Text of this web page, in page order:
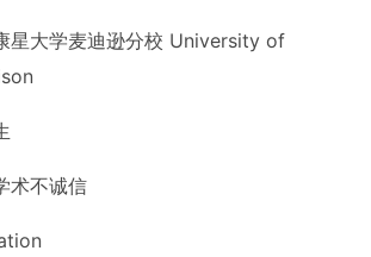
星大学麦迪逊分校 University of
术不诚信